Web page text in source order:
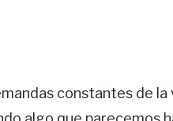
constantes de